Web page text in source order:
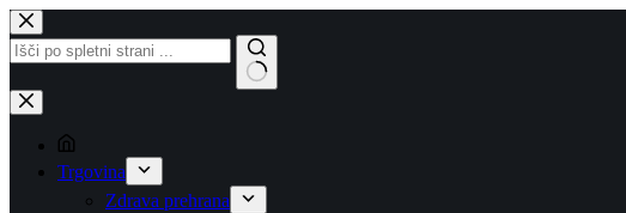
Skip
to
content
No
results
Trgovina
Zdrava prehrana